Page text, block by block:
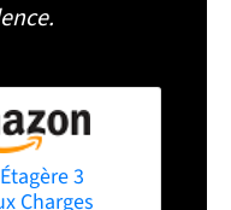
3
Charges